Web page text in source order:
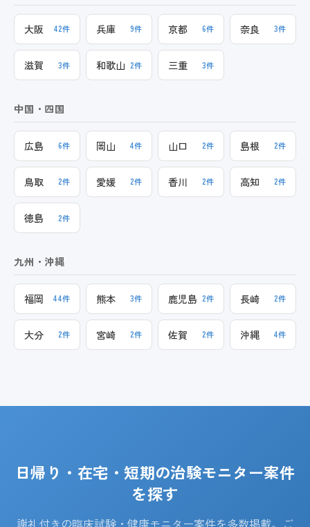
大阪 42件 兵庫 9件 京都 6件 奈良 3件
滋賀 3件 和歌山 2件 三重 3件
中国・四国
広島 6件 岡山 4件 山口 2件 島根 2件
鳥取 2件 愛媛 2件 香川 2件 高知 2件
徳島 2件
九州・沖縄
福岡 44件 熊本 3件 鹿児島 2件 長崎 2件
大分 2件 宮崎 2件 佐賀 2件 沖縄 4件
日帰り・在宅・短期の治験モニター案件
を探す